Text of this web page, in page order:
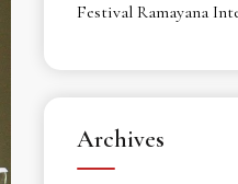
Festival Ramayana
Archives